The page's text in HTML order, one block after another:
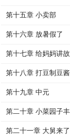
第十五章 小卖部
第十六章 放暑假了
第十七章 给妈妈讲
第十八章 打豆制豆酱
第十九章 中元
第二十章 小菜园子
第二十一章 大舅来了